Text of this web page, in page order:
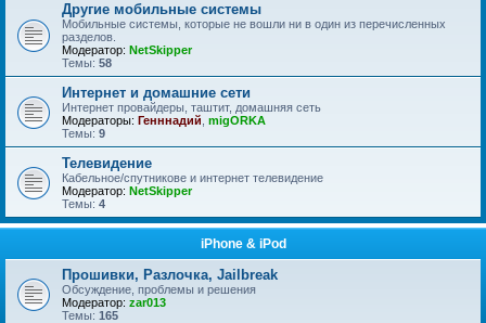
Другие мобильные системы
Мобильные системы, которые не вошли ни в один из перечисленных
разделов.
Модератор: NetSkipper
Темы: 58
Интернет и домашние сети
Интернет провайдеры, таштит, домашняя сеть
Модераторы: Генннадий migORKA
Темы: 9
Телевидение
Кабельное/спутникове и интернет телевидение
Модератор: NetSkipper
Темы: 4
iPhone & iPod
Прошивки, Разлочка, Jailbreak
Обсуждение, проблемы и решения
Модератор: zar013
Темы: 165